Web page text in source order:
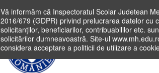
Vă informăm că Inspectoratul Scolar Judetean
2016/679 (GDPR) privind prelucrarea datelor cu
solicitanților, beneficiarilor, contribuabililor etc.
solicitărilor dumneavoastră. Site-ul
considera acceptare a politicii de utilizare a